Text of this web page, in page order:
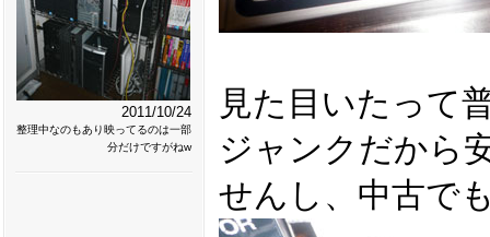
2011/10/24
整理中なのもあり映ってるのは一部
分だけですがねw
見た目いたって
ジャンクだから
せんし、中古で